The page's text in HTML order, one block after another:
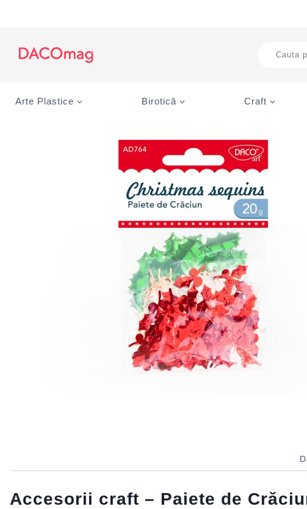
search
Arte Plastice Birotică Craft
Accesorii craft – Paiete de